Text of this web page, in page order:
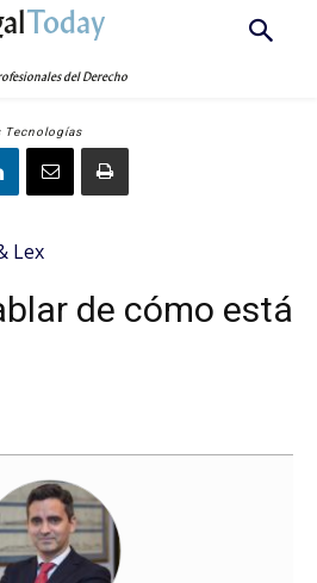
Today
del Derecho
Tecnologías
Lex
de cómo está